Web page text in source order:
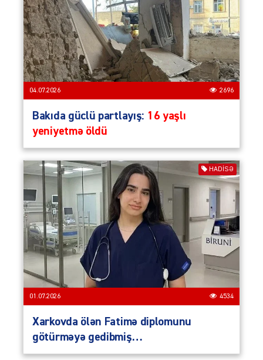
04.07.2026 2696
Bakıda güclü partlayış: 16 yaşlı
yeniyetmə öldü
HADISƏ
01.07.2026 4534
Xarkovda ölən Fatimə diplomunu
götürməyə gedibmiş…